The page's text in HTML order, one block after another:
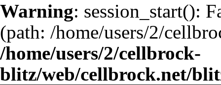
Warning: session_start():
(path: /home/users/2/
/home/users/2/cellbrock-
blitz/web/cellbrock.net/